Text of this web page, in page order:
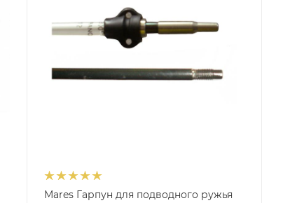
Mares Гарпун для подводного ружья